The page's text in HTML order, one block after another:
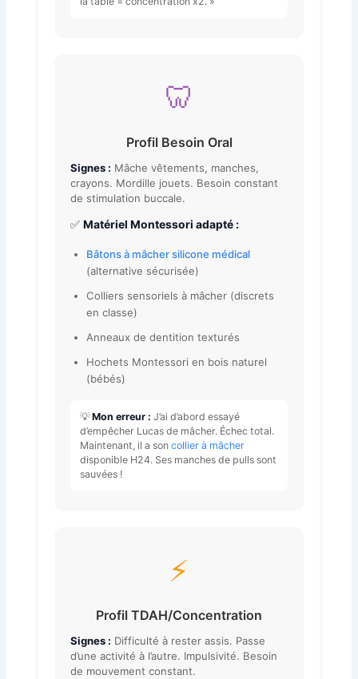
🦷
Profil Besoin Oral
Signes : Mâche vêtements, manches,
crayons. Mordille jouets. Besoin constant
de stimulation buccale.
✅ Matériel Montessori adapté :
Bâtons à mâcher silicone médical
(alternative sécurisée)
Colliers sensoriels à mâcher (discrets
en classe)
Anneaux de dentition texturés
Hochets Montessori en bois naturel
(bébés)
💡Mon erreur : J’ai d’abord essayé
d’empêcher Lucas de mâcher. Échec total.
Maintenant, il a son collier à mâcher
disponible H24. Ses manches de pulls sont
sauvées !
⚡
Profil TDAH/Concentration
Signes : Difficulté à rester assis. Passe
d’une activité à l’autre. Impulsivité. Besoin
de mouvement constant.